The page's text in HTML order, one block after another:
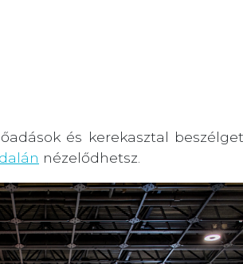
és kerekasztal
nézelődhetsz.